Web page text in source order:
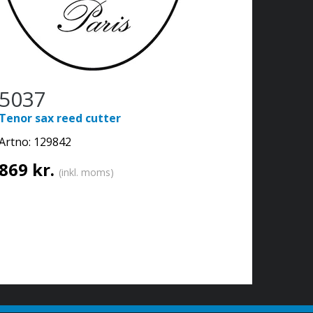
sax reed cutter
129842
kr. (inkl. moms)